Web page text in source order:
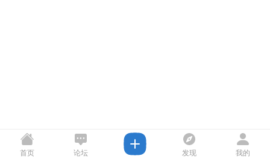
首页 论坛 发现 我的